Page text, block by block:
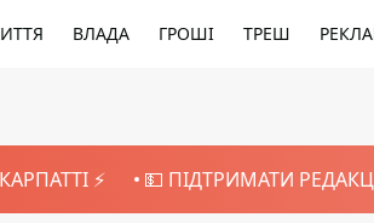
ВЛАДА ГРОШІ ТРЕШ
⚡️ 💵 ПІДТРИМАТИ